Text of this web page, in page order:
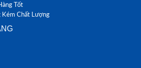
Tốt
Kém Chất Lượng